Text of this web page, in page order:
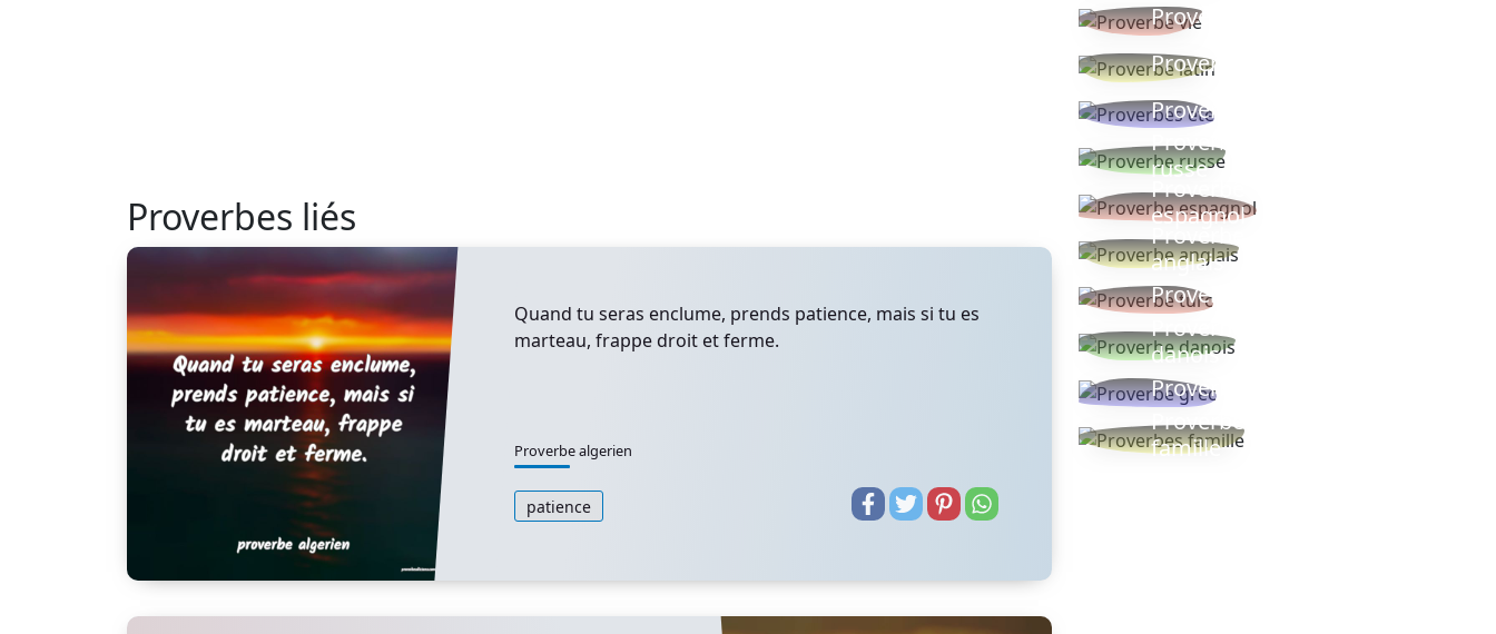
Proverbes liés
Quand tu seras enclume, prends patience, mais si tu es
marteau, frappe droit et ferme.
Proverbe algerien
patience
Proverbe vie
Proverbe latin
Proverbes ete
Proverbe
russe
Proverbe
espagnol
Proverbe
anglais
Proverbe turc
Proverbe
danois
Proverbe grec
Proverbes
famille